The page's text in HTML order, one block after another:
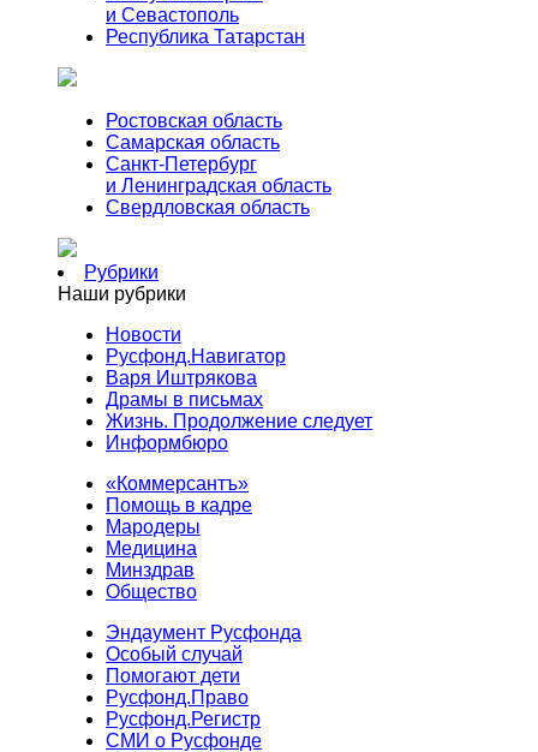
и Севастополь
Республика Татарстан
Ростовская область
Самарская область
Санкт-Петербург
и Ленинградская область
Свердловская область
Рубрики
Наши рубрики
Новости
Русфонд.Навигатор
Варя Иштрякова
Драмы в письмах
Жизнь. Продолжение следует
Информбюро
«Коммерсантъ»
Помощь в кадре
Мародеры
Медицина
Минздрав
Общество
Эндаумент Русфонда
Особый случай
Помогают дети
Русфонд.Право
Русфонд.Регистр
СМИ о Русфонде